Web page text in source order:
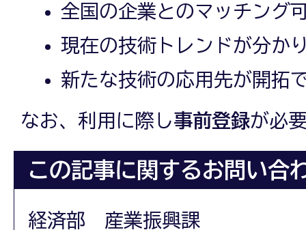
全国の企業とのマッチング
現在の技術トレンドが分か
新たな技術の応用先が開拓
なお、利用に際し事前登録が必
この記事に関するお問い合
経済部 産業振興課